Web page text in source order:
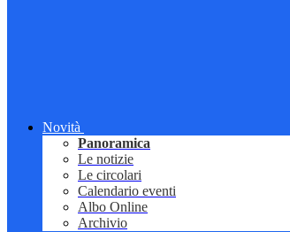
Novità
Panoramica
Le notizie
Le circolari
Calendario eventi
Albo Online
Archivio